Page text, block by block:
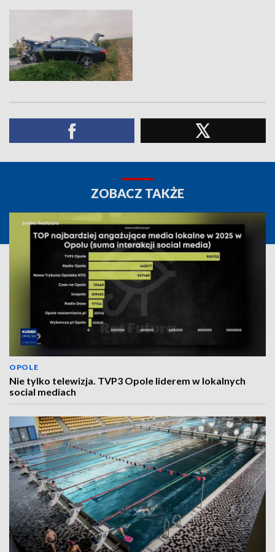
ZOBACZ TAKŻE
OPOLE
Nie tylko telewizja. TVP3 Opole liderem w lokalnych
social mediach